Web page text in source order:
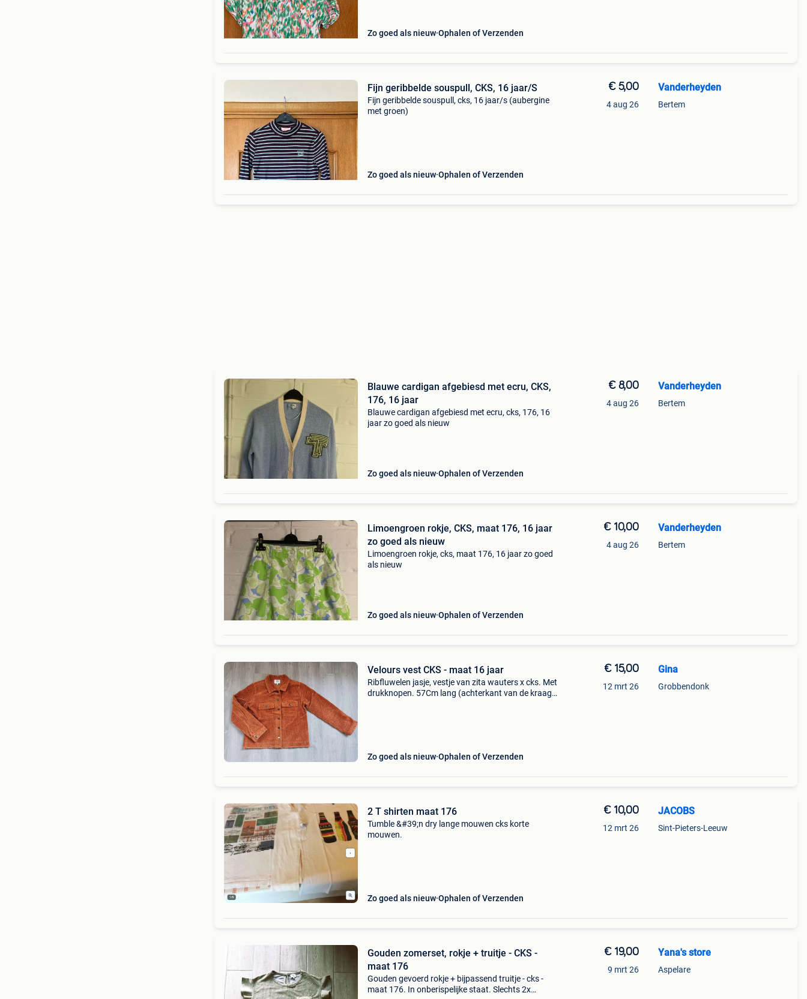
Zo goed als nieuw Ophalen of Verzenden
Fijn geribbelde souspull, CKS, 16 jaar/S
Fijn geribbelde souspull, cks, 16 jaar/s (aubergine
met groen)
Zo goed als nieuw Ophalen of Verzenden
€ 5,00
4 aug 26
Vanderheyden
Bertem
Blauwe cardigan afgebiesd met ecru, CKS,
176, 16 jaar
Blauwe cardigan afgebiesd met ecru, cks, 176, 16
jaar zo goed als nieuw
Zo goed als nieuw Ophalen of Verzenden
€ 8,00
4 aug 26
Vanderheyden
Bertem
Limoengroen rokje, CKS, maat 176, 16 jaar
zo goed als nieuw
Limoengroen rokje, cks, maat 176, 16 jaar zo goed
als nieuw
Zo goed als nieuw Ophalen of Verzenden
€ 10,00
4 aug 26
Vanderheyden
Bertem
Velours vest CKS - maat 16 jaar
Ribfluwelen jasje, vestje van zita wauters x cks. Met
drukknopen. 57Cm lang (achterkant van de kraag
Zo goed als nieuw Ophalen of Verzenden
€ 15,00
12 mrt 26
Gina
Grobbendonk
2 T shirten maat 176
Tumble &#39;n dry lange mouwen cks korte
mouwen.
Zo goed als nieuw Ophalen of Verzenden
€ 10,00
12 mrt 26
JACOBS
Sint-Pieters-Leeuw
Gouden zomerset, rokje + truitje - CKS -
maat 176
Gouden gevoerd rokje + bijpassend truitje - cks -
maat 176. In onberispelijke staat. Slechts 2x
€ 19,00
9 mrt 26
Yana's store
Aspelare